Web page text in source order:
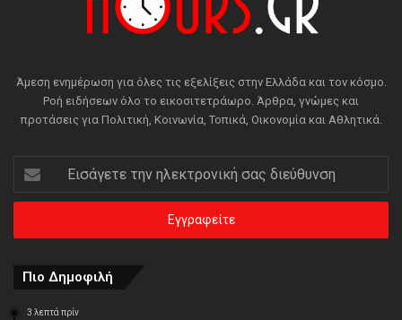
Άμεση ενημέρωση για όλες τις εξελίξεις στην Ελλάδα και τον κόσμο.
Ροή ειδήσεων όλο το εικοσιτετράωρο. Άρθρα, γνώμες και
προτάσεις για Πολιτική, Κοινωνία, Τοπικά, Οικονομία και Αθλητικά.
Εισάγετε
την
ηλεκτρονική
διεύθυνση
Πιο Δημοφιλή
3 λεπτά πρίν